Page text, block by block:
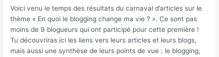
Voici venu le temps des résultats du carnaval d’articles sur le
thème « En quoi le blogging change ma vie ? ». Ce sont pas
moins de 9 blogueurs qui ont participé pour cette première !
Tu découvriras ici les liens vers leurs articles et leurs blogs,
mais aussi une synthèse de leurs points de vue : le blogging,